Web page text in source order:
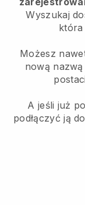
Wyszukaj
która
Możesz
nową
A jeśli już
podłączyć ją